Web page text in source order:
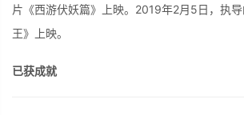
片《西游伏妖篇》上映。2019年2月5日，执
王》上映。
已获成就